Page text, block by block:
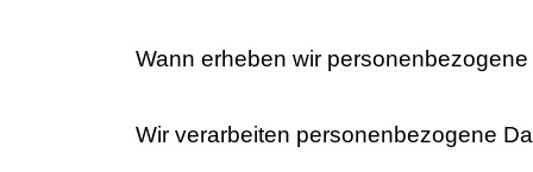
Wann erheben wir
Wir verarbeiten personenbezogene